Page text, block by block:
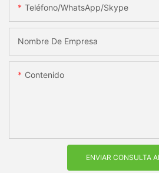
Teléfono/WhatsApp/Skype
Nombre De Empresa
Contenido
ENVIAR CONSULTA